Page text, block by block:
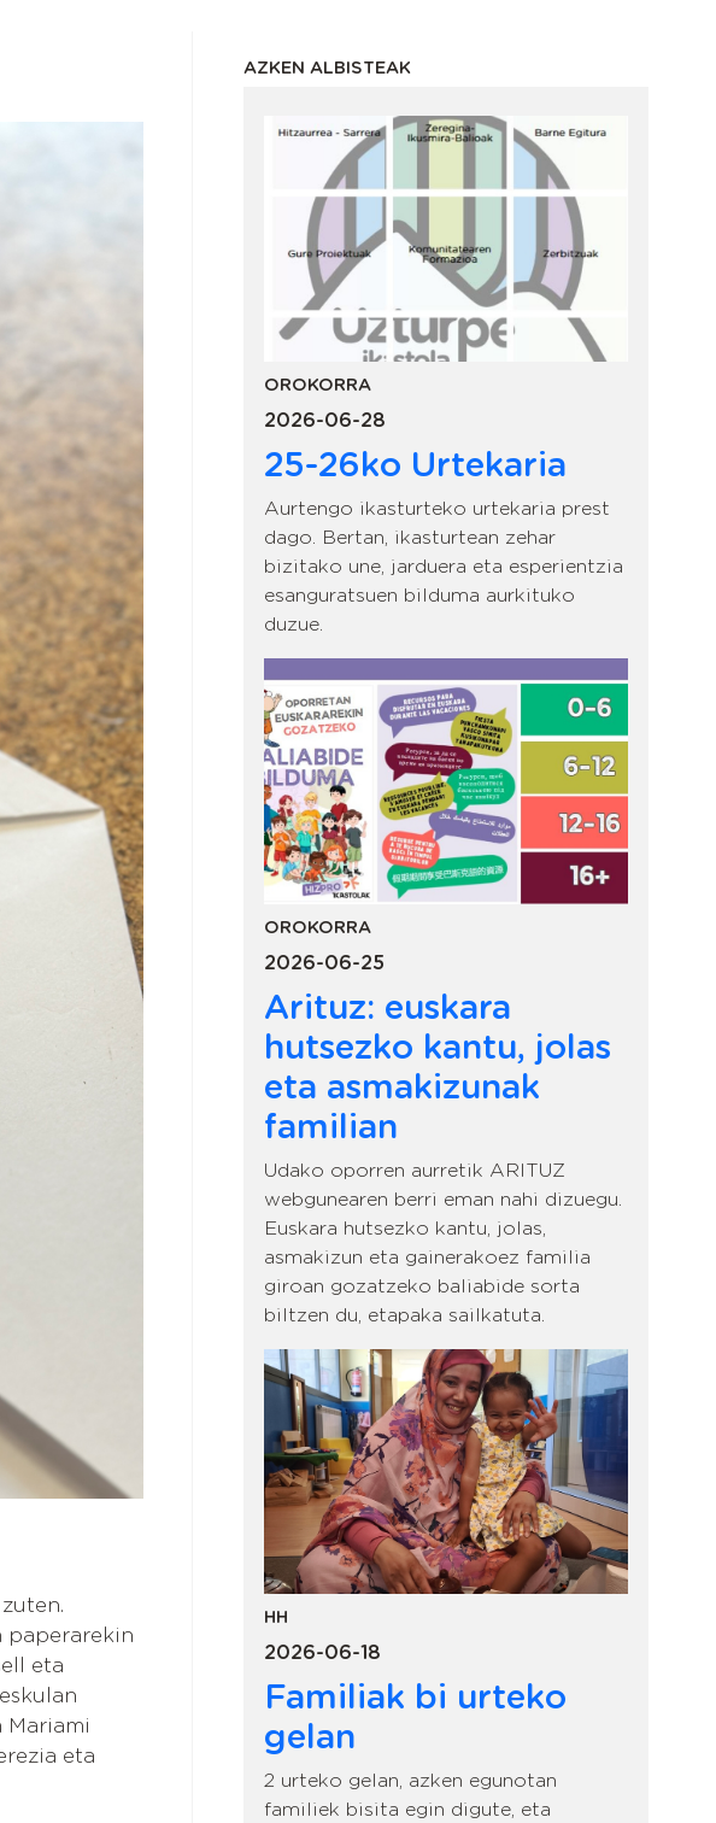
paperarekin
eta
Mariami
eta
AZKEN ALBISTEAK
OROKORRA
2026-06-28
25-26ko Urtekaria
Aurtengo ikasturteko urtekaria prest
dago. Bertan, ikasturtean zehar
bizitako une, jarduera eta esperientzia
esanguratsuen bilduma aurkituko
duzue.
OROKORRA
2026-06-25
Arituz: euskara
hutsezko kantu, jolas
eta asmakizunak
familian
Udako oporren aurretik ARITUZ
webgunearen berri eman nahi dizuegu.
Euskara hutsezko kantu, jolas,
asmakizun eta gainerakoez familia
giroan gozatzeko baliabide sorta
biltzen du, etapaka sailkatuta.
HH
2026-06-18
Familiak bi urteko
gelan
2 urteko gelan, azken egunotan
familiek bisita egin digute, eta